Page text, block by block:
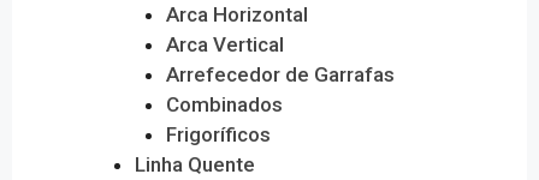
Arca Horizontal
Arca Vertical
Arrefecedor de Garrafas
Combinados
Frigoríficos
Linha Quente